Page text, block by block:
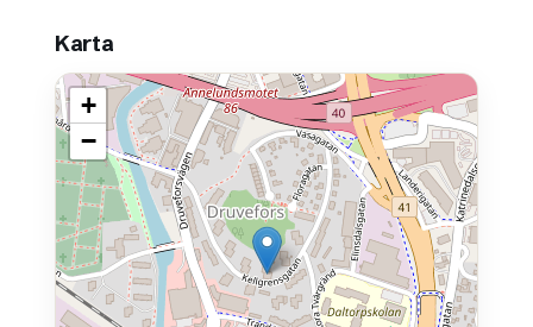
Karta
+
−